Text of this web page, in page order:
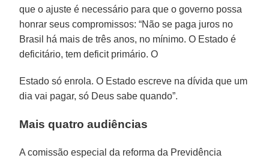
que o ajuste é necessário para que o governo possa
honrar seus compromissos: “Não se paga juros no
Brasil há mais de três anos, no mínimo. O Estado é
deficitário, tem deficit primário. O
Estado só enrola. O Estado escreve na dívida que um
dia vai pagar, só Deus sabe quando”.
Mais quatro audiências
A comissão especial da reforma da Previdência